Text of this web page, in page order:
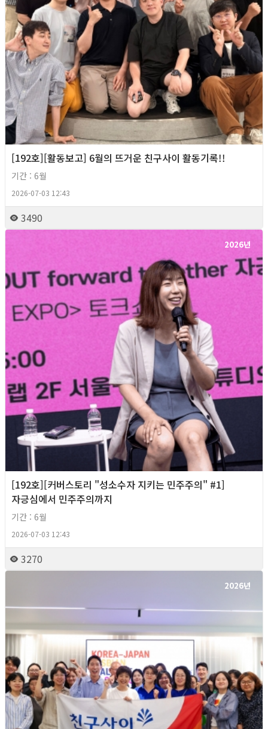
[192호][활동보고] 6월의 뜨거운 친구사이 활동기록!!
기간 : 6월
2026-07-03 12:43
3490
2026년
[192호][커버스토리 "성소수자 지키는 민주주의" #1]
자긍심에서 민주주의까지
기간 : 6월
2026-07-03 12:43
3270
2026년